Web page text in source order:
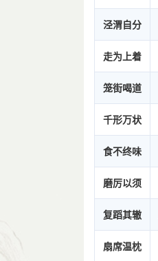
泾渭自分
走为上着
笼街喝道
千形万状
食不终味
磨厉以须
复蹈其辙
扇席温枕